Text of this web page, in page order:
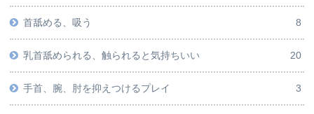
首舐める、吸う 8
乳首舐められる、触られると気持ちいい 20
手首、腕、肘を抑えつけるプレイ 3